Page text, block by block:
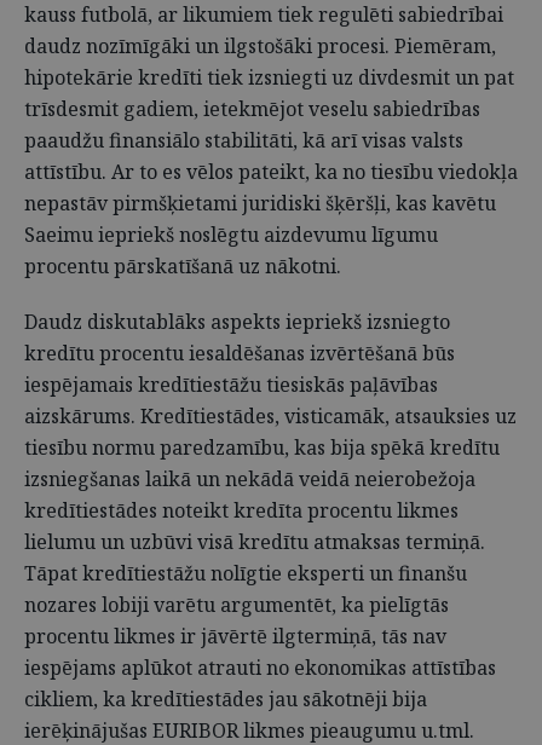
kauss futbolā, ar likumiem tiek regulēti sabiedrībai
daudz nozīmīgāki un ilgstošāki procesi. Piemēram,
hipotekārie kredīti tiek izsniegti uz divdesmit un pat
trīsdesmit gadiem, ietekmējot veselu sabiedrības
paaudžu finansiālo stabilitāti, kā arī visas valsts
attīstību. Ar to es vēlos pateikt, ka no tiesību viedokļa
nepastāv pirmšķietami juridiski šķēršļi, kas kavētu
Saeimu iepriekš noslēgtu aizdevumu līgumu
procentu pārskatīšanā uz nākotni.
Daudz diskutablāks aspekts iepriekš izsniegto
kredītu procentu iesaldēšanas izvērtēšanā būs
iespējamais kredītiestāžu tiesiskās paļāvības
aizskārums. Kredītiestādes, visticamāk, atsauksies uz
tiesību normu paredzamību, kas bija spēkā kredītu
izsniegšanas laikā un nekādā veidā neierobežoja
kredītiestādes noteikt kredīta procentu likmes
lielumu un uzbūvi visā kredītu atmaksas termiņā.
Tāpat kredītiestāžu nolīgtie eksperti un finanšu
nozares lobiji varētu argumentēt, ka pielīgtās
procentu likmes ir jāvērtē ilgtermiņā, tās nav
iespējams aplūkot atrauti no ekonomikas attīstības
cikliem, ka kredītiestādes jau sākotnēji bija
ierēķinājušas EURIBOR likmes pieaugumu u.tml.